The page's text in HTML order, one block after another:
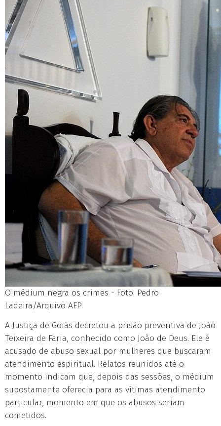
O médium negra os crimes - Foto: Pedro
Ladeira/Arquivo AFP
A Justiça de Goiás decretou a prisão preventiva de João
Teixeira de Faria, conhecido como João de Deus. Ele é
acusado de abuso sexual por mulheres que buscaram
atendimento espiritual. Relatos reunidos até o
momento indicam que, depois das sessões, o médium
supostamente oferecia para as vítimas atendimento
particular, momento em que os abusos seriam
cometidos.